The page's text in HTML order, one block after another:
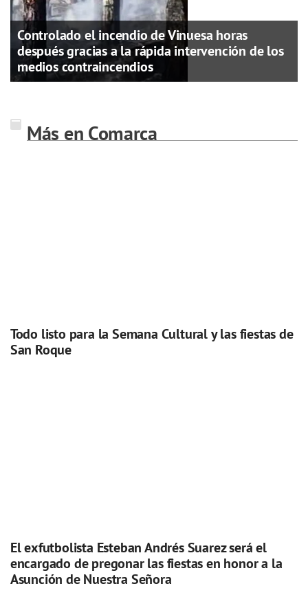
Controlado el incendio de Vinuesa horas
después gracias a la rápida intervención de los
medios contraincendios
Más en Comarca
Todo listo para la Semana Cultural y las fiestas de
San Roque
El exfutbolista Esteban Andrés Suarez será el
encargado de pregonar las fiestas en honor a la
Asunción de Nuestra Señora